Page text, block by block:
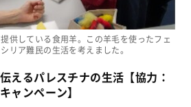
供している食用羊。この羊毛を使ったフェ
リア難民の生活を考えました。
えるパレスチナの生活【協力：
ャンペーン】